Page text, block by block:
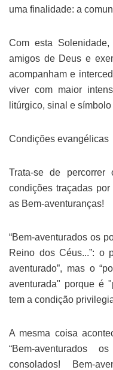
uma finalidade: a
Com esta
amigos de Deus e
acompanham e
viver com maior
litúrgico, sinal e
Condições evangélicas
Trata-se de
condições traçadas
as Bem-aventuranças!
“Bem-aventurados os
Reino dos Céus...”: o
aventurado”, mas o
aventurada" porque é
tem a condição
A mesma coisa
“Bem-aventurados
consolados! Bem-